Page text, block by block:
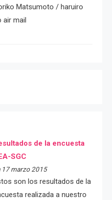
Matsumoto / haruiro
air mail
de la encuesta
SGC
17 marzo 2015
son los resultados de la
realizada a nuestro